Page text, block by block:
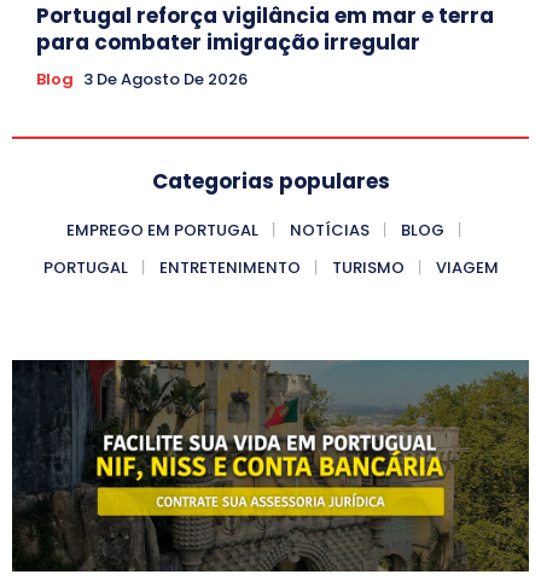
Portugal reforça vigilância em mar e terra
para combater imigração irregular
Blog 3 De Agosto De 2026
Categorias populares
EMPREGO EM PORTUGAL NOTÍCIAS
BLOG
PORTUGAL
ENTRETENIMENTO TURISMO VIAGEM